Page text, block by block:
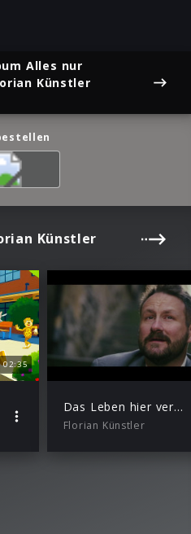
Alles nur
Künstler
Künstler
02:35
Das Leben hier vermissen
Florian Künstler